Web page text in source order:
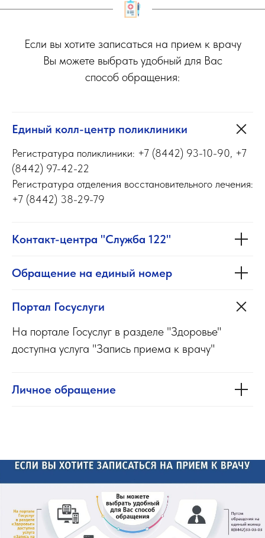
Если вы хотите записаться на прием к врачу
Вы можете выбрать удобный для Вас
способ обращения:
Единый колл-центр поликлиники
Регистратура поликлиники: +7 (8442) 93-10-90, +7
(8442) 97-42-22
Регистратура отделения восстановительного лечения:
+7 (8442) 38-29-79
Контакт-центра "Служба 122"
Обращение на единый номер
Портал Госуслуги
На портале Госуслуг в разделе "Здоровье"
доступна услуга "Запись приема к врачу"
Личное обращение